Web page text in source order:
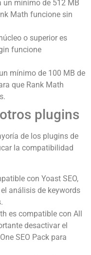
un mínimo de 512 MB
Math funcione sin
o superior es
funcione
mínimo de 100 MB de
que Rank Math
plugins
de los plugins de
la compatibilidad
con Yoast SEO,
análisis de keywords
es compatible con All
desactivar el
SEO Pack para